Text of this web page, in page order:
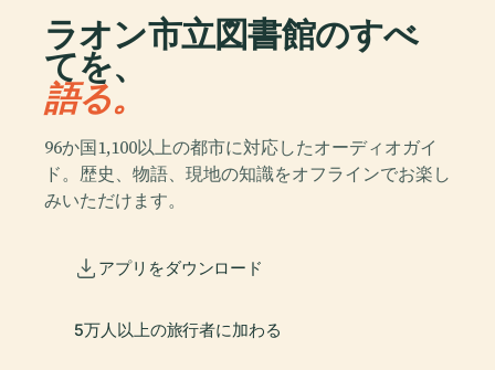
ラオン市立図書館のすべ
てを、
語る。
96か国1,100以上の都市に対応したオーディオガイ
ド。歴史、物語、現地の知識をオフラインでお楽し
みいただけます。
アプリをダウンロード
5万人以上の旅行者に加わる